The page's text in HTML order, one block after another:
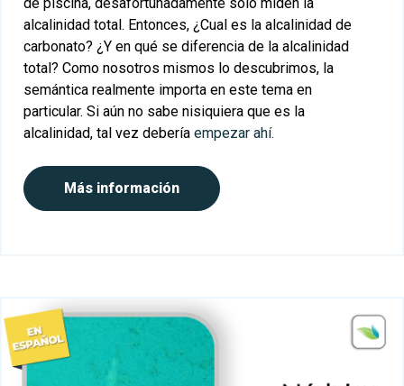
alcalinidad total. Entonces, ¿Cual es la alcalinidad de
carbonato? ¿Y en qué se diferencia de la alcalinidad
total? Como nosotros mismos lo descubrimos, la
semántica realmente importa en este tema en
particular. Si aún no sabe nisiquiera que es la
alcalinidad, tal vez debería empezar ahí.
Más información